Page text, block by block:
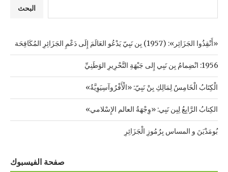
البحث
«أَنْقِذُوا الجَزَائِر»: (1957) بِن نَبِيّ يَدْعُو العَالَمَ إِلَى دَعْمِ الجَزَائِرِ المُكَافِحَة
1956: انْضِمامُ بِن نَبِي إِلى جَبْهَةِ التَّحْرِيرِ الوَطَنِيِّ
الْكِتَابُ الْخَامِسُ لِمَالِكِ بِنْ نَبِيّ: «الْأَفْرُوآسِيَوِيَّةُ»
الكِتابُ الرَّابِعُ لِبِن نَبِي: «وِجْهَةُ العالم الإِسْلامي»
بُومَدْيَنَ و المساس بِرُمُوزِ الْجَزَائِرِ
صفحة الفيسبوك